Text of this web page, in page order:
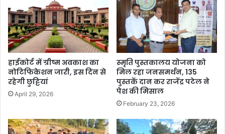
हाईकोर्ट में ग्रीष्म अवकाश का
नोटिफिकेशन जारी, इस दिन से
रहेगी छुट्टियां
April 29, 2026
स्मृति पुस्तकालय योजना को
मिल रहा जनसमर्थन, 135
पुस्तकें दान कर राजेंद्र पटेल ने
पेश की मिसाल
February 23, 2026